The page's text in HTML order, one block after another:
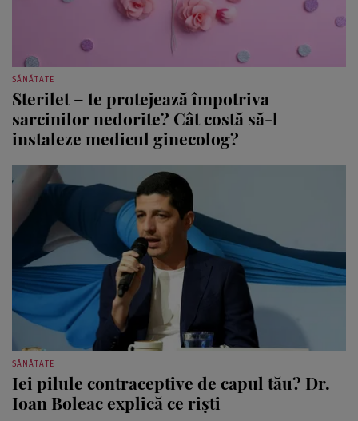
SĂNĂTATE
Sterilet – te protejează împotriva
sarcinilor nedorite? Cât costă să-l
instaleze medicul ginecolog?
SĂNĂTATE
Iei pilule contraceptive de capul tău? Dr.
Ioan Boleac explică ce riști